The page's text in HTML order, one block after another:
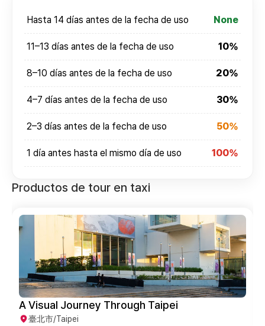
Hasta 14 días antes de la fecha de uso None
11–13 días antes de la fecha de uso 10%
8–10 días antes de la fecha de uso 20%
4–7 días antes de la fecha de uso 30%
2–3 días antes de la fecha de uso 50%
1 día antes hasta el mismo día de uso 100%
Productos de tour en taxi
A Visual Journey Through Taipei
臺北市/Taipei